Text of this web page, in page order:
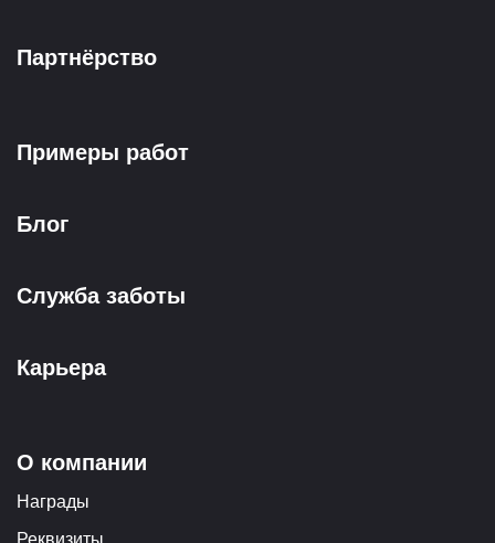
Партнёрство
Примеры работ
Блог
Служба заботы
Карьера
О компании
Награды
Реквизиты